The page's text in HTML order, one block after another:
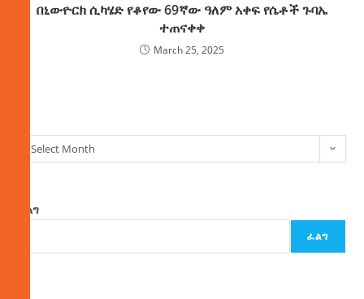
በኒውዮርክ ሲካሄድ የቆየው 69ኛው ዓለም አቀፍ የሴቶች ጉባኤ
ተጠናቀቀ
March 25, 2025
Select Month
ፈልግ
ፈልግ